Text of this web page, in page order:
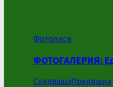
Фотописи
ФОТОГАЛЕРИЯ:
СледващаПредишна